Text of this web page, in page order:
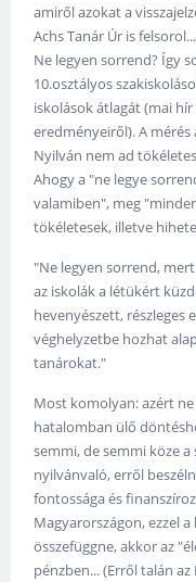
amiről azokat a
Achs Tanár Úr is felsorol...
Ne legyen sorrend? Így
10.osztályos
iskolások átlagát (mai
eredményeiről). A mérés
Nyilván nem ad
Ahogy a "ne legye
valamiben", meg
tökéletesek, illetve
"Ne legyen sorrend,
az iskolák a létükért
hevenyészett, részleges
véghelyzetbe hozhat
tanárokat."
Most komolyan: azért
hatalomban ülő
semmi, de semmi köze
nyilvánvaló, erről
fontossága és
Magyarországon, ezzel
összefüggne, akkor az
pénzben... (Erről talán